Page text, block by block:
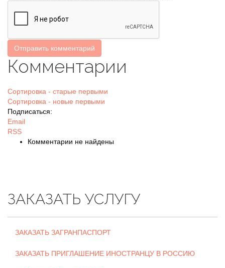
Отправить комментарий
Комментарии
Сортировка - старые первыми
Сортировка - новые первыми
Подписаться:
Email
RSS
Комментарии не найдены
ЗАКАЗАТЬ УСЛУГУ
ЗАКАЗАТЬ ЗАГРАНПАСПОРТ
ЗАКАЗАТЬ ПРИГЛАШЕНИЕ ИНОСТРАНЦУ В РОССИЮ